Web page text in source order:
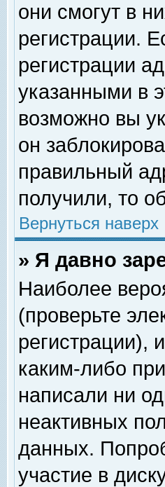
они смогут в
регистрации.
регистрации
указанными в
возможно вы
он
правильный
получили, то
Вернуться наверх
» Я давно
Наиболее
(проверьте
регистрации),
каким-либо
написали ни
неактивных
данных.
участие в